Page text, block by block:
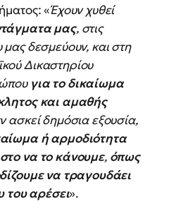
«Έχουν χυθεί
μας, στις
μας δεσμεύουν, και στη
Δικαστηρίου
για το δικαίωμα
και αμαθής
ασκεί δημόσια εξουσία,
ή αρμοδιότητα
να το κάνουμε, όπως
να τραγουδάει
του αρέσει».